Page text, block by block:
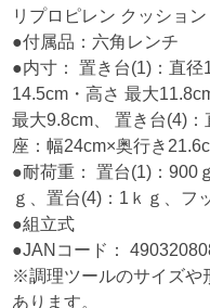
リプロピレン クッショ
●付属品：六角レンチ
●内寸： 置き台(1)：直
14.5cm・高さ 最大
最大9.8cm、 置き台(4)
座：幅24cm×奥行き
●耐荷重： 置台(1)：900
ｇ、置台(4)：1ｋｇ、フ
●組立式
●JANコード：
※調理ツールのサイズや
あります。